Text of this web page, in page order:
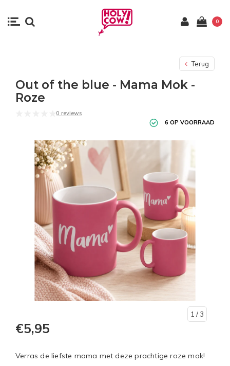
0
Terug
Out of the blue - Mama Mok -
Roze
0 reviews
6 OP VOORRAAD
1 / 3
€5,95
Verras de liefste mama met deze prachtige roze mok!